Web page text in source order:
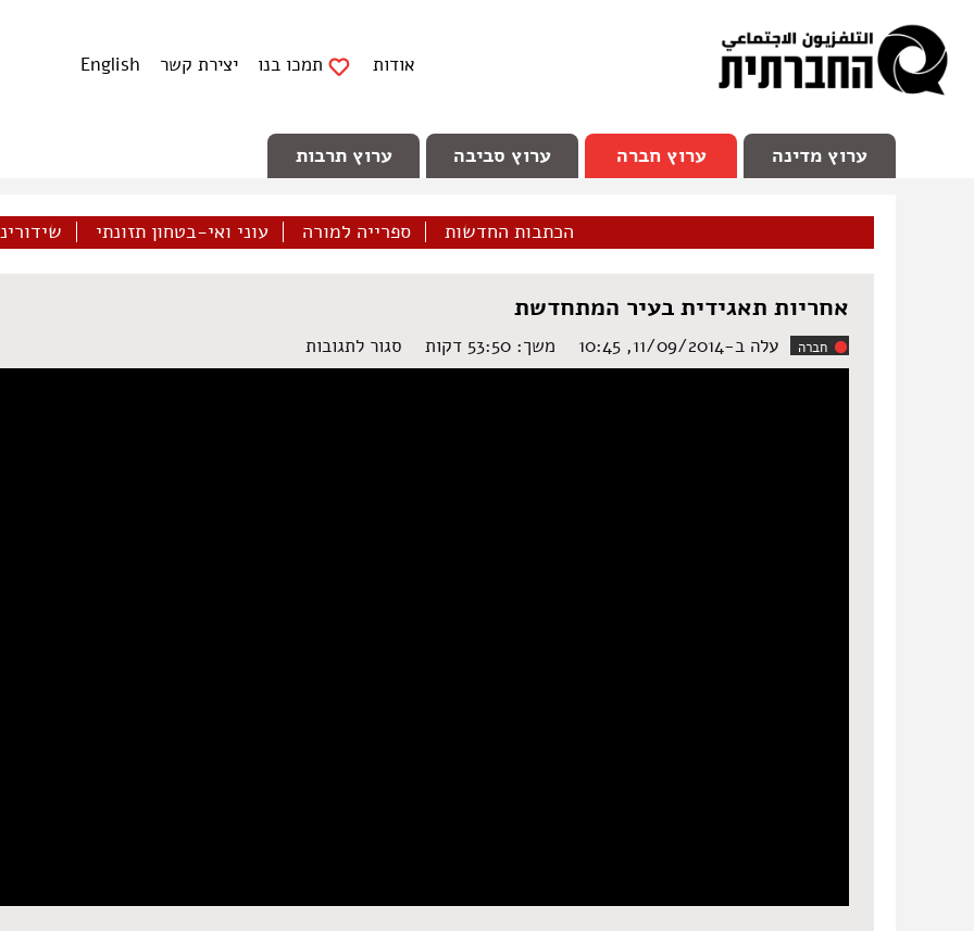
אודות תמכו בנו יצירת קשר English
ערוץ מדינה ערוץ חברה ערוץ סביבה ערוץ תרבות
הכתבות החדשות ספרייה למורה עוני ואי-בטחון תזונתי
אחריות תאגידית בעיר המתחדשת
חברה עלה ב-11/09/2014, 10:45 משך: ‏53:50 דקות סגור לתגובותעל
אחריות